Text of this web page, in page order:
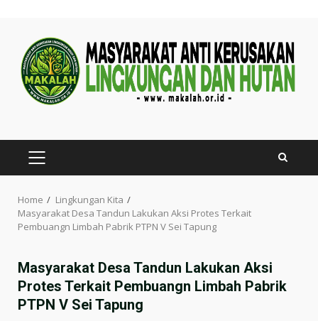
content
PRIMARY
MENU
Home
Lingkungan Kita
Masyarakat Desa Tandun Lakukan Aksi Protes Terkait
Pembuangn Limbah Pabrik PTPN V Sei Tapung
Masyarakat Desa Tandun Lakukan Aksi
Protes Terkait Pembuangn Limbah Pabrik
PTPN V Sei Tapung